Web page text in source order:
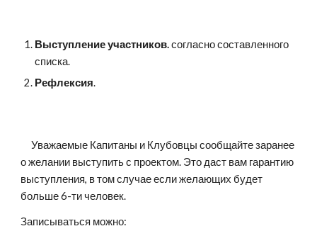
Выступление участников. согласно составленного
списка.
Рефлексия.
     Уважаемые Капитаны и Клубовцы сообщайте заранее
о желании выступить с проектом. Это даст вам гарантию
выступления, в том случае если желающих будет
больше 6-ти человек.
Записываться можно: